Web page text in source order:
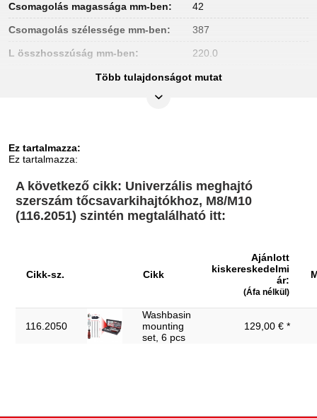
Csomagolás magassága mm-ben: 42
Csomagolás szélessége mm-ben: 387
L összhosszúság mm-ben: 220.0
320
munkatartomány tőcsavarok:
Több tulajdonságot mutat
Ez tartalmazza:
Ez tartalmazza:
A következő cikk: Univerzális meghajtó
szerszám tőcsavarkihajtókhoz, M8/M10
(116.2051) szintén megtalálható itt:
Cikk-sz. Cikk
Ajánlott
kiskereskedelmi
ár:
(Áfa nélkül)
116.2050
Washbasin
mounting
set, 6 pcs
129,00 € *